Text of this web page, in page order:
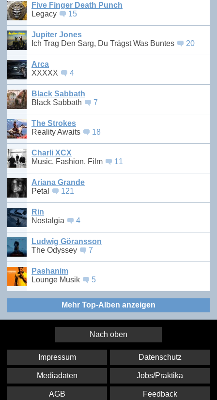
Five Finger Death Punch
Legacy
15
Jupiter Jones
Ich Trag Den Sarg, Du Trägst Was Buntes
20
Arca
XXXXX
4
Black Sabbath
Black Sabbath
7
The Strokes
Reality Awaits
18
Charli XCX
Music, Fashion, Film
11
Ariana Grande
Petal
121
Rin
Nostalgia
4
Ludwig Göransson
The Odyssey
7
Pashanim
Lounge Musik
5
Mehr Top-Alben anzeigen
Nach oben
Impressum Datenschutz
Mediadaten Jobs/Praktika
AGB Feedback